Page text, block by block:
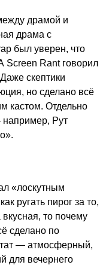
драмой и
драма с
был уверен, что
Screen Rant говорил
скептики
но сделано всё
кастом. Отдельно
например, Рут
«лоскутным
ругать пирог за то,
то почему
сделано по
— атмосферный,
для вечернего